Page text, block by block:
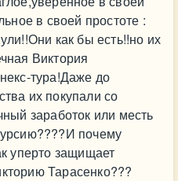
в своей простоте :
как бы есть!!но их
Виктория
тура!Даже до
их покупали со
заработок или месть
почему
уперто защищает
Тарасенко???